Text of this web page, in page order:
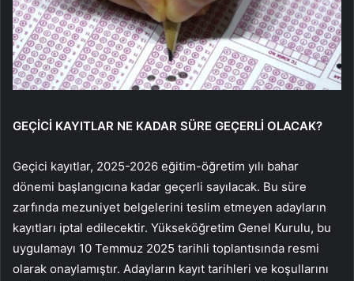
GEÇİCİ KAYITLAR NE KADAR SÜRE GEÇERLİ OLACAK?
Geçici kayıtlar, 2025-2026 eğitim-öğretim yılı bahar
dönemi başlangıcına kadar geçerli sayılacak. Bu süre
zarfında mezuniyet belgelerini teslim etmeyen adayların
kayıtları iptal edilecektir. Yükseköğretim Genel Kurulu, bu
uygulamayı 10 Temmuz 2025 tarihli toplantısında resmi
olarak onaylamıştır. Adayların kayıt tarihleri ve koşullarını